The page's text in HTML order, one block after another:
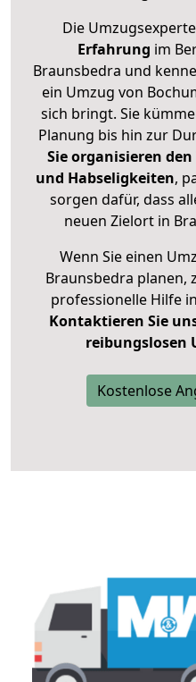
Die
Erfahrung im
Braunsbedra und
ein Umzug von
sich bringt. Sie
Planung bis hin zur
Sie organisieren
und Habseligkeiten,
sorgen dafür, dass
neuen Zielort in
Wenn Sie einen
Braunsbedra planen,
professionelle Hilfe
Kontaktieren Sie
reibungslosen
Kostenlose